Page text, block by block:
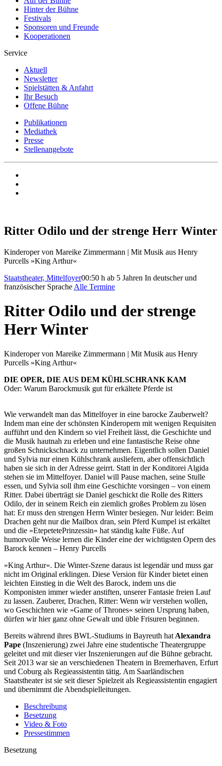
Hinter der Bühne
Festivals
Sponsoren und Freunde
Kooperationen
Service
Aktuell
Newsletter
Spielstätten & Anfahrt
Ihr Besuch
Offene Bühne
Publikationen
Mediathek
Presse
Stellenangebote
Ritter Odilo und der strenge Herr Winter
Kinderoper von Mareike Zimmermann | Mit Musik aus Henry
Purcells »King Arthur«
Staatstheater, Mittelfoyer00:50 h ab 5 Jahren In deutscher und
französischer Sprache Alle Termine
Ritter Odilo und der strenge
Herr Winter
Kinderoper von Mareike Zimmermann | Mit Musik aus Henry
Purcells »King Arthur«
DIE OPER, DIE AUS DEM KÜHLSCHRANK KAM
Oder: Warum Barockmusik gut für erkältete Pferde ist
Wie verwandelt man das Mittelfoyer in eine barocke Zauberwelt?
Indem man eine der schönsten Kinderopern mit wenigen Requisiten
aufführt und den Kindern so viel Freiheit lässt, die Geschichte und
die Musik hautnah zu erleben und eine fantastische Reise ohne
großen Schnickschnack zu unternehmen. Eigentlich sollen Daniel
und Sylvia nur einen Kühlschrank ausliefern, aber offensichtlich
haben sie sich in der Adresse geirrt. Statt in der Konditorei Algida
stehen sie im Mittelfoyer. Daniel will Pause machen, seine Stulle
essen, und Sylvia soll ihm eine Geschichte vorsingen – von einem
Ritter. Dabei überträgt sie Daniel geschickt die Rolle des Ritters
Odilo, der in seinem Reich ein ziemlich großes Problem zu lösen
hat: Er muss den strengen Herrn Winter besiegen. Nur leider: Beim
Drachen geht nur die Mailbox dran, sein Pferd Kumpel ist erkältet
und die »EtepetetePrinzessin« hat ständig kalte Füße. Auf
humorvolle Weise lernen die Kinder eine der wichtigsten Opern des
Barock kennen – Henry Purcells
»King Arthur«. Die Winter-Szene daraus ist legendär und muss gar
nicht im Original erklingen. Diese Version für Kinder bietet einen
leichten Einstieg in die Welt des Barock, indem uns die
Komponisten immer wieder anstiften, unserer Fantasie freien Lauf
zu lassen. Zauberer, Drachen, Ritter: Wenn wir verstehen wollen,
wo Geschichten wie »Game of Thrones« seinen Ursprung haben,
dürfen wir hier ganz ohne Gewalt und üble Frisuren beginnen.
Bereits während ihres BWL-Studiums in Bayreuth hat Alexandra
Pape (Inszenierung) zwei Jahre eine studentische Theatergruppe
geleitet und mit dieser vier Inszenierungen auf die Bühne gebracht.
Seit 2013 war sie an verschiedenen Theatern in Bremerhaven, Erfurt
und Coburg als Regieassistentin tätig. Am Saarländischen
Staatstheater ist sie seit dieser Spielzeit als Regieassistentin engagiert
und übernimmt die Abendspielleitungen.
Beschreibung
Besetzung
Video & Foto
Pressestimmen
Besetzung